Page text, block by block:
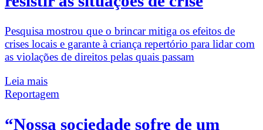
Pesquisa mostrou que o brincar mitiga os efeitos de
crises locais e garante à criança repertório para lidar com
as violações de direitos pelas quais passam
Leia mais
Reportagem
“Nossa sociedade sofre de um